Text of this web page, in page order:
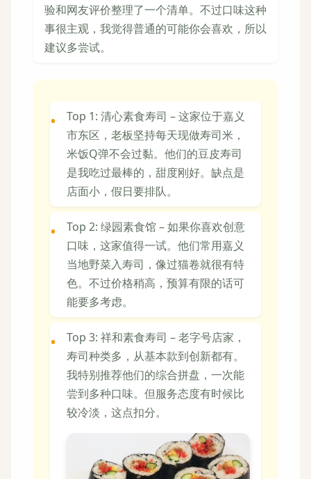
验和网友评价整理了一个清单。不过口味这种
事很主观，我觉得普通的可能你会喜欢，所以
建议多尝试。
Top 1: 清心素食寿司 – 这家位于嘉义
市东区，老板坚持每天现做寿司米，
米饭Q弹不会过黏。他们的豆皮寿司
是我吃过最棒的，甜度刚好。缺点是
店面小，假日要排队。
Top 2: 绿园素食馆 – 如果你喜欢创意
口味，这家值得一试。他们常用嘉义
当地野菜入寿司，像过猫卷就很有特
色。不过价格稍高，预算有限的话可
能要多考虑。
Top 3: 祥和素食寿司 – 老字号店家，
寿司种类多，从基本款到创新都有。
我特别推荐他们的综合拼盘，一次能
尝到多种口味。但服务态度有时候比
较冷淡，这点扣分。